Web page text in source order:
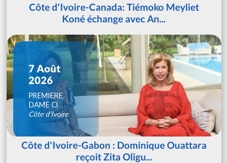
Côte d'Ivoire-Canada: Tiémoko Meyliet
Koné échange avec An...
7 Août
2026
PREMIERE
DAME CI
Côte d'Ivoire
Côte d'Ivoire-Gabon : Dominique Ouattara
reçoit Zita Oligu...